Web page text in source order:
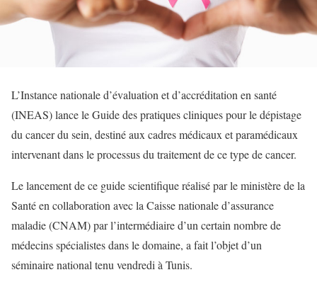
L’Instance nationale d’évaluation et d’accréditation en santé
(INEAS) lance le Guide des pratiques cliniques pour le dépistage
du cancer du sein, destiné aux cadres médicaux et paramédicaux
intervenant dans le processus du traitement de ce type de cancer.
Le lancement de ce guide scientifique réalisé par le ministère de la
Santé en collaboration avec la Caisse nationale d’assurance
maladie (CNAM) par l’intermédiaire d’un certain nombre de
médecins spécialistes dans le domaine, a fait l’objet d’un
séminaire national tenu vendredi à Tunis.